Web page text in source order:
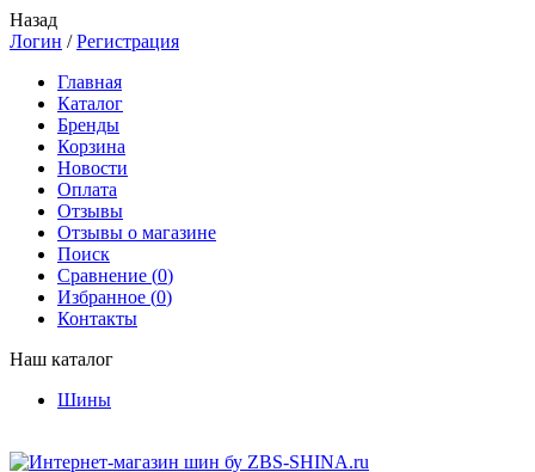
Назад
Логин /Регистрация
Главная
Каталог
Бренды
Корзина
Новости
Оплата
Отзывы
Отзывы о магазине
Поиск
Сравнение (0)
Избранное (0)
Контакты
Наш каталог
Шины